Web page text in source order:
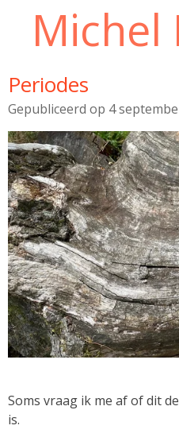
hoofdinhoud
Michel
Periodes
Gepubliceerd op 4
Soms vraag ik me af of dit
is.